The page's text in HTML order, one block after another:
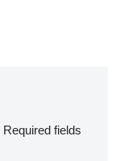
Required fields